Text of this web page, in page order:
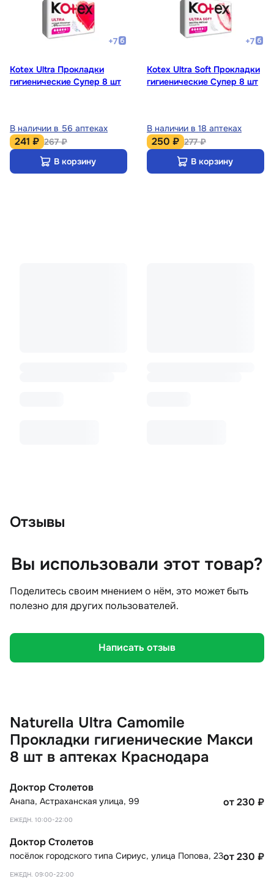
+7
Kotex Ultra Прокладки
гигиенические Супер 8 шт
В наличии в 56 аптеках
241 ₽ 267 ₽
В корзину
+7
Kotex Ultra Soft Прокладки
гигиенические Супер 8 шт
В наличии в 18 аптеках
250 ₽ 277 ₽
В корзину
Отзывы
Вы использовали этот товар?
Поделитесь своим мнением о нём, это может быть
полезно для других пользователей.
Написать отзыв
Naturella Ultra Camomile
Прокладки гигиенические Макси
8 шт в аптеках Краснодара
Доктор Столетов
Анапа, Астраханская улица, 99
ЕЖЕДН. 10:00-22:00
от 230 ₽
Доктор Столетов
посёлок городского типа Сириус, улица Попова, 23
ЕЖЕДН. 09:00-22:00
от 230 ₽